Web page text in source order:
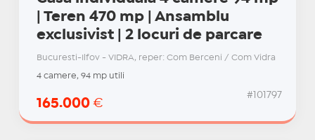
| Teren 470 mp | Ansamblu
exclusivist | 2 locuri de parcare
Bucuresti-Ilfov - VIDRA, reper: Com Berceni / Com Vidra
4 camere, 94 mp utili
165.000 €
#101797